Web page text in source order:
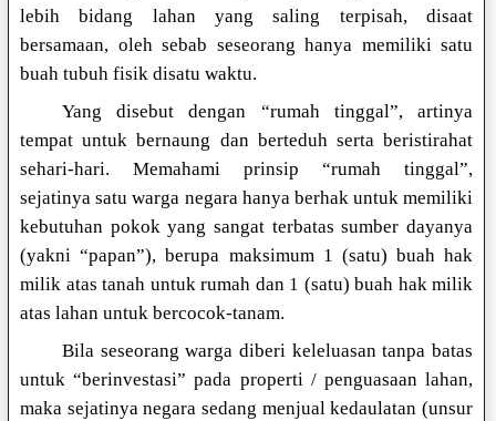
lebih bidang lahan yang saling terpisah, disaat
bersamaan, oleh sebab seseorang hanya memiliki satu
buah tubuh fisik disatu waktu.
Yang disebut dengan “rumah tinggal”, artinya
tempat untuk bernaung dan berteduh serta beristirahat
sehari-hari. Memahami prinsip “rumah tinggal”,
sejatinya satu warga negara hanya berhak untuk memiliki
kebutuhan pokok yang sangat terbatas sumber dayanya
(yakni “papan”), berupa maksimum 1 (satu) buah hak
milik atas tanah untuk rumah dan 1 (satu) buah hak milik
atas lahan untuk bercocok-tanam.
Bila seseorang warga diberi keleluasan tanpa batas
untuk “berinvestasi” pada properti / penguasaan lahan,
maka sejatinya negara sedang menjual kedaulatan (unsur